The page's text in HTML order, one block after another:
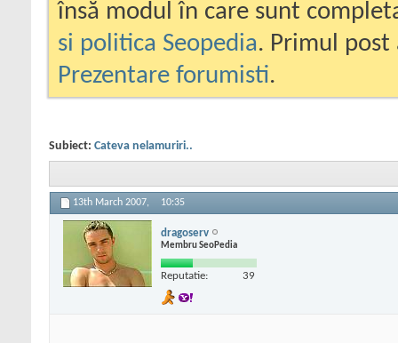
însă modul în care sunt
si politica Seopedia. Primul
Prezentare forumisti.
Subiect: Cateva nelamuriri..
13th March 2007, 10:35
dragoserv
Membru SeoPedia
Reputatie: 39